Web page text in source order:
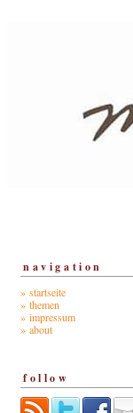
navigation
» startseite
» themen
» impressum
» about
follow